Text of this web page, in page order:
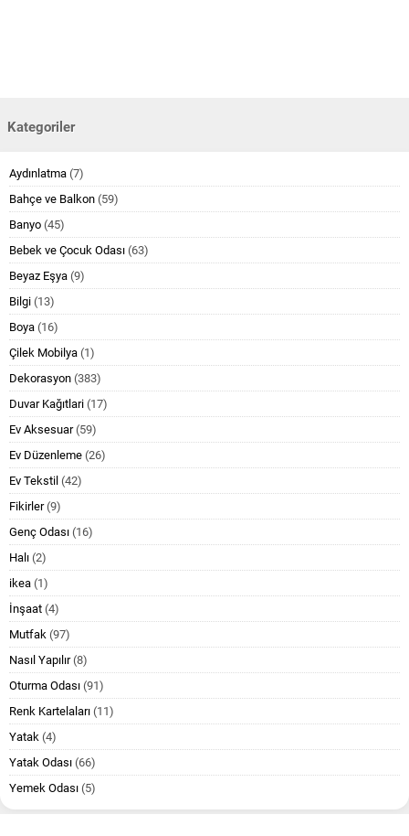
Kategoriler
Aydınlatma (7)
Bahçe ve Balkon (59)
Banyo (45)
Bebek ve Çocuk Odası (63)
Beyaz Eşya (9)
Bilgi (13)
Boya (16)
Çilek Mobilya (1)
Dekorasyon (383)
Duvar Kağıtlari (17)
Ev Aksesuar(59)
Ev Düzenleme (26)
Ev Tekstil (42)
Fikirler(9)
Genç Odası (16)
Halı (2)
ikea (1)
İnşaat (4)
Mutfak (97)
Nasıl Yapılır(8)
Oturma Odası (91)
Renk Kartelaları (11)
Yatak (4)
Yatak Odası (66)
Yemek Odası (5)